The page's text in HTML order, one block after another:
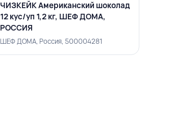
ЧИЗКЕЙК Американский шоколад
12 кус/уп 1,2 кг, ШЕФ ДОМА,
РОССИЯ
ШЕФ ДОМА, Россия, 500004281